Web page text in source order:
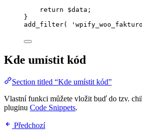
return
$data ;
}
add_filter( '
Kde umístit kód
Section titled “Kde umístit kód”
Vlastní funkci můžete vložit buď do tzv.
pluginu Code Snippets.
Předchozí